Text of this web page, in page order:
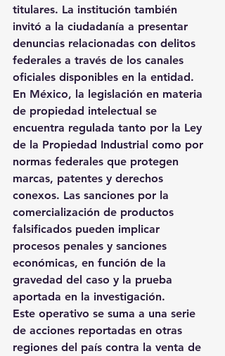
titulares. La institución también
invitó a la ciudadanía a presentar
denuncias relacionadas con delitos
federales a través de los canales
oficiales disponibles en la entidad.
En México, la legislación en materia
de propiedad intelectual se
encuentra regulada tanto por la Ley
de la Propiedad Industrial como por
normas federales que protegen
marcas, patentes y derechos
conexos. Las sanciones por la
comercialización de productos
falsificados pueden implicar
procesos penales y sanciones
económicas, en función de la
gravedad del caso y la prueba
aportada en la investigación.
Este operativo se suma a una serie
de acciones reportadas en otras
regiones del país contra la venta de